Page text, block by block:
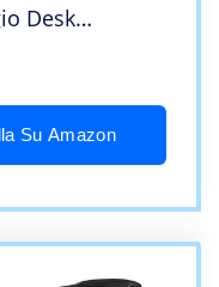
Desk
Su Amazon